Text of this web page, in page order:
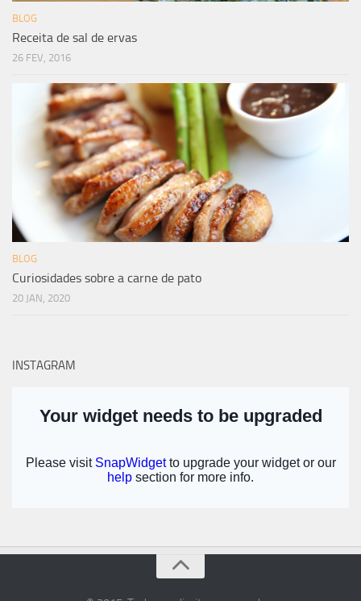
BLOG
Receita de sal de ervas
26 FEV, 2016
BLOG
Curiosidades sobre a carne de pato
20 JAN, 2020
INSTAGRAM